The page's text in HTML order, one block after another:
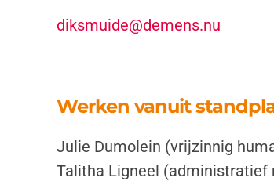
diksmuide@demens.nu
Werken vanuit
Julie Dumolein (vrijzinnig
Talitha Ligneel (administratief